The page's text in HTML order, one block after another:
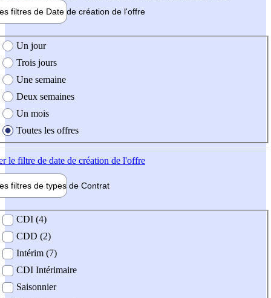
filtres de Date de création de l'offre
création de l'offre
Un jour
Trois jours
Une semaine
Deux semaines
Un mois
Toutes les offres
le filtre de date de création de l'offre
filtres de types de Contrat
contrat
CDI (4)
CDD (2)
Intérim (7)
CDI Intérimaire
Saisonnier